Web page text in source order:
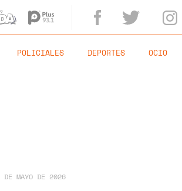
POLICIALES DEPORTES OCIO
DE MAYO DE 2026